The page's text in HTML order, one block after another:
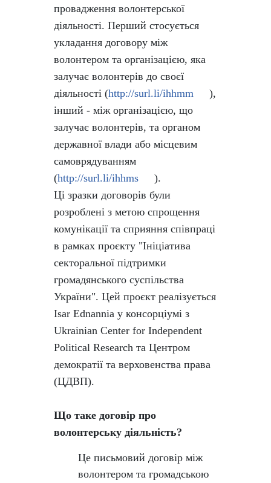
провадження волонтерської
діяльності. Перший стосується
укладання договору між
волонтером та організацією, яка
залучає волонтерів до своєї
діяльності (http://surl.li/ihhmm
),
інший - між організацією, що
залучає волонтерів, та органом
державної влади або місцевим
самоврядуванням
(http://surl.li/ihhms
).
Ці зразки договорів були
розроблені з метою спрощення
комунікації та сприяння співпраці
в рамках проєкту "Ініціатива
секторальної підтримки
громадянського суспільства
України". Цей проєкт реалізується
Isar Ednannia у консорціумі з
Ukrainian Center for Independent
Political Research та Центром
демократії та верховенства права
(ЦДВП).
Що таке договір про
волонтерську діяльність?
Це письмовий договір між
волонтером та громадською